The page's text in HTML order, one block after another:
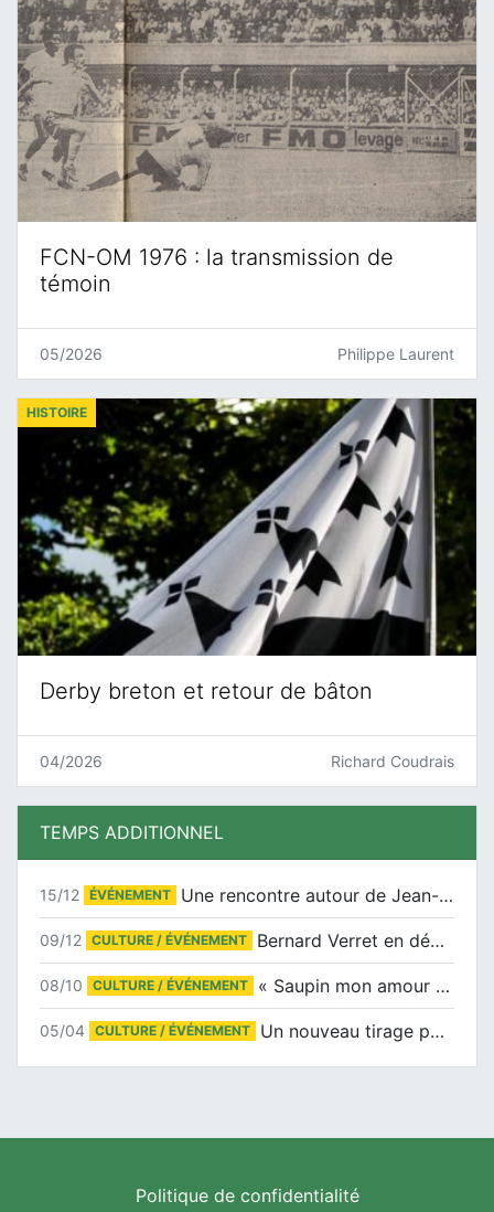
FCN-OM 1976 : la transmission de
témoin
05/2026 Philippe Laurent
Derby breton et retour de bâton
HISTOIRE
04/2026 Richard Coudrais
TEMPS ADDITIONNEL
15/12 ÉVÉNEMENT Une rencontre autour de Jean-Claude Suaudeau
09/12 CULTURE / ÉVÉNEMENT Bernard Verret en dédicaces le samedi 13 décembre à l’Espace Culturel Atlantis
08/10 CULTURE / ÉVÉNEMENT « Saupin mon amour » au salon du livre de Trentemoult
05/04 CULTURE / ÉVÉNEMENT Un nouveau tirage pour le Docu-BD
Politique de confidentialité